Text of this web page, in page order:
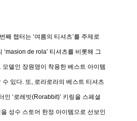
째 챕터는 ‘여름의 티셔츠’를 주제로
‘masion de rola’ 티셔츠를 비롯해 그
모델인 장원영이 착용한 베스트 아이템
수 있다. 또, 로라로라의 베스트 티셔츠
인 ‘로레빗(Rorabbit)’ 키링을 스페셜
성수 스토어 한정 아이템으로 선보인